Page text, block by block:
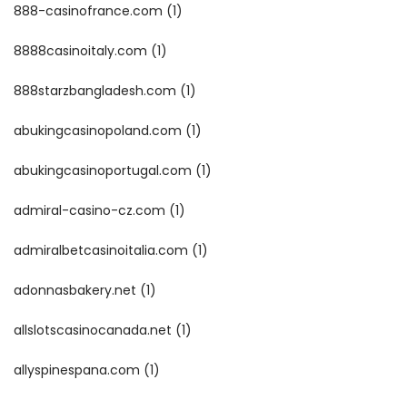
888-casinofrance.com (1)
8888casinoitaly.com (1)
888starzbangladesh.com (1)
abukingcasinopoland.com (1)
abukingcasinoportugal.com (1)
admiral-casino-cz.com (1)
admiralbetcasinoitalia.com (1)
adonnasbakery.net (1)
allslotscasinocanada.net (1)
allyspinespana.com (1)